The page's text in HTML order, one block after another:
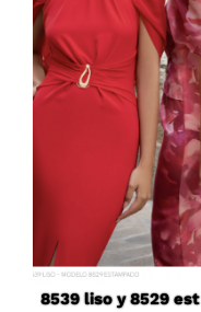
8539 liso y 8529 est